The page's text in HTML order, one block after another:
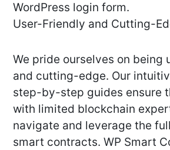
WordPress login form.
User-Friendly and Cutting-
We pride ourselves on being
and cutting-edge. Our
step-by-step guides ensure
with limited blockchain
navigate and leverage the
smart contracts. WP Smart